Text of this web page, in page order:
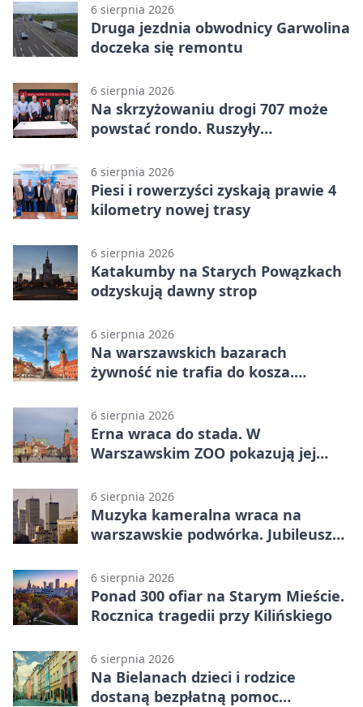
6 sierpnia 2026
Druga jezdnia obwodnicy Garwolina
doczeka się remontu
6 sierpnia 2026
Na skrzyżowaniu drogi 707 może
powstać rondo. Ruszyły
6 sierpnia 2026
Piesi i rowerzyści zyskają prawie 4
kilometry nowej trasy
6 sierpnia 2026
Katakumby na Starych Powązkach
odzyskują dawny strop
6 sierpnia 2026
Na warszawskich bazarach
żywność nie trafia do kosza.
6 sierpnia 2026
Erna wraca do stada. W
Warszawskim ZOO pokazują jej
6 sierpnia 2026
Muzyka kameralna wraca na
warszawskie podwórka. Jubileusz
6 sierpnia 2026
Ponad 300 ofiar na Starym Mieście.
Rocznica tragedii przy Kilińskiego
6 sierpnia 2026
Na Bielanach dzieci i rodzice
dostaną bezpłatną pomoc